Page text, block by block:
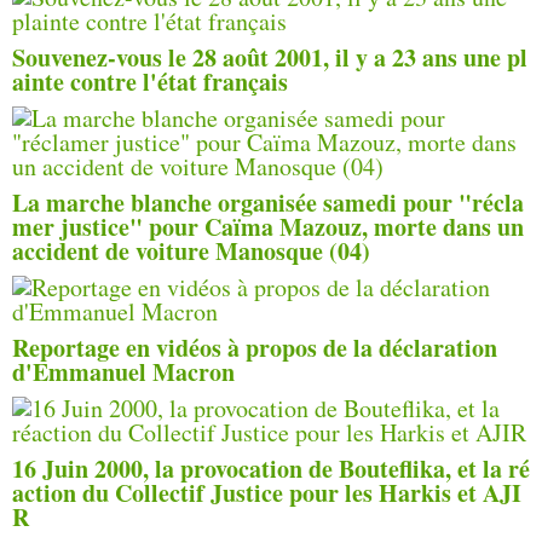
Souvenez-vous le 28 août 2001, il y a 23 ans une pl
ainte contre l'état français
La marche blanche organisée samedi pour "récla
mer justice" pour Caïma Mazouz, morte dans un
accident de voiture Manosque (04)
Reportage en vidéos à propos de la déclaration
d'Emmanuel Macron
16 Juin 2000, la provocation de Bouteflika, et la ré
action du Collectif Justice pour les Harkis et AJI
R